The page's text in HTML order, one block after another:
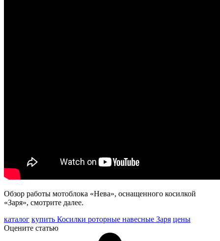
Обзор работы мотоблока «Нева», оснащенного косилкой
«Заря», смотрите далее.
каталог купить Косилки роторные навесные Заря цены
Оцените статью